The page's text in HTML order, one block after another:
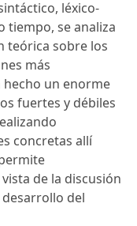
léxico-
tiempo, se analiza
teórica sobre los
más
hecho un enorme
fuertes y débiles
concretas allí
de la discusión
del